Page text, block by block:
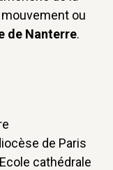
ou
de Nanterre.
de Paris
cathédrale